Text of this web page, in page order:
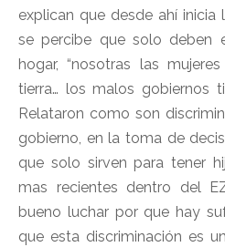
explican que desde ahí inicia
se percibe que solo deben
hogar, “nosotras las
tierra… los malos gobiernos
Relataron como son
gobierno, en la toma de
que solo sirven para tener
mas recientes dentro del
bueno luchar por que hay
que esta discriminación es